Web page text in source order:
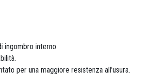
ingombro interno
per una maggiore resistenza all’usura.